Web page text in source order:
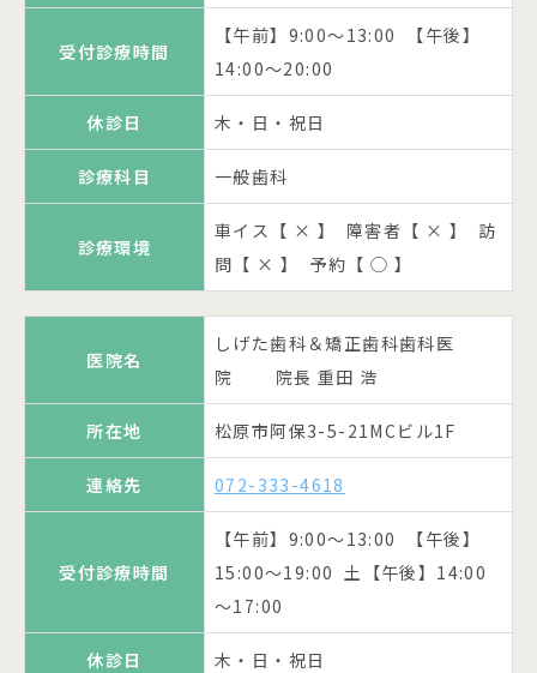
受付診療時間
【午前】9:00～13:00 【午後】
14:00～20:00
休診日 木・日・祝日
診療科目 一般歯科
診療環境
車イス【 × 】 障害者【 × 】 訪
問【 × 】 予約【 ◯ 】
医院名
しげた歯科＆矯正歯科歯科医
院 院長 重田 浩
所在地 松原市阿保3-5-21MCビル1F
連絡先 072-333-4618
受付診療時間
【午前】9:00～13:00 【午後】
15:00～19:00 土【午後】14:00
～17:00
休診日 木・日・祝日
迄
問【 ◯ 】 予約【 ◯ 】
郎公式ページへ
2F
連絡先 072-333-2475
受付診療時間
【午前】9:00～13:00 【午後】
15:00～19:30 土【午後】17:00
迄
休診日 水・日・祝日
連絡先 072-580-0044
受付診療時間
【午前】9:30～13:00 【午後】
15:00～20:30 水【午前】9:00〜
14:00、土14:00～19:00迄、日
【午前】9:30～14:00迄
祝日
診療科目
一般歯科・小児歯科・矯正歯科・
車イス【 ◯ 】 障害者【 ◯ 】 訪
問【 ◯ 】 予約【 ◯ 】
医院名
小渕歯科医院 院長 小渕 富美
子
所在地
松原市高見の里4-2-19PAL･SHビ
ル2F
連絡先 072-335-6644
受付診療時間
【午前】9:00～13:00 【午後】
14:00～18:00 水金【午後】
20:00迄
休診日 木・日・祝日
診療科目 一般歯科
車イス【 × 】 障害者【 ◯ 】 訪
問【 ◯ 】 予約【 ◯ 】
医院名 鶴谷歯科医院
所在地 松原市南新町1-12-29
連絡先 072-334-9924
【午前】9:00～12:00 【午後】
13:00～18:00
14:30～18:30
問【 ◯ 】 予約【 ◯ 】
所在地
～17:00